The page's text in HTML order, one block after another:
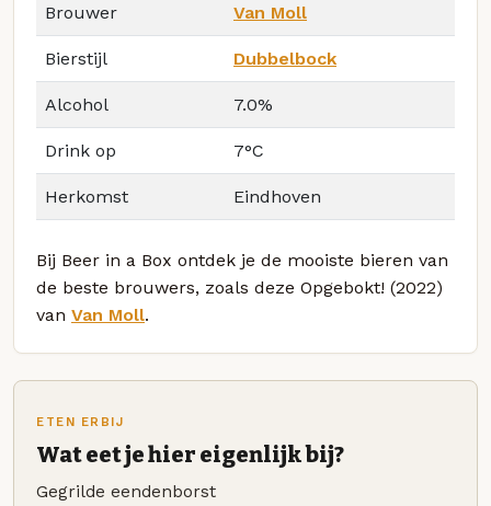
Brouwer Van Moll
Bierstijl Dubbelbock
Alcohol 7.0%
Drink op 7°C
Herkomst Eindhoven
Bij Beer in a Box ontdek je de mooiste bieren van
de beste brouwers, zoals deze Opgebokt! (2022)
van Van Moll.
ETEN ERBIJ
Wat eet je hier eigenlijk bij?
Gegrilde eendenborst